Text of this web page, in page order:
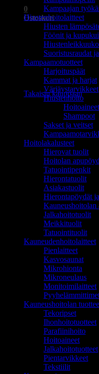
0
Ostoskori
Ostoskori on tyhjä.
Takaisin kauppaan
Kampaajan
Hiustenhoitolaitteet
Hiusten
Föönit ja
Suoristusraudat
Kampaamotuotteet
Harjoituspäät
Kammat ja harjat
Värjäystarvikkeet
Hiustenhoito
Hoitoaineet
Shampoot
Sakset ja veitset
Hoitolakalusteet
Hierovat tuolit
Hoitolan
Tatuointipenkit
Hierontatuolit
Asiakastuolit
Hierontapöydät
Kauneushoitolan
Jalkahoitotuolit
Meikkituolit
Tatuointituolit
Kauneudenhoitolaitteet
Pienlaitteet
Kasvosaunat
Mikrohionta
Mikroneulaus
Monitoimilaitteet
Kauneushoitolan
Tekoripset
Ihonhoitotuotteet
Parafiinihoito
Hoitoaineet
Jalkahoitotuotteet
Pientarvikkeet
Tekstiilit